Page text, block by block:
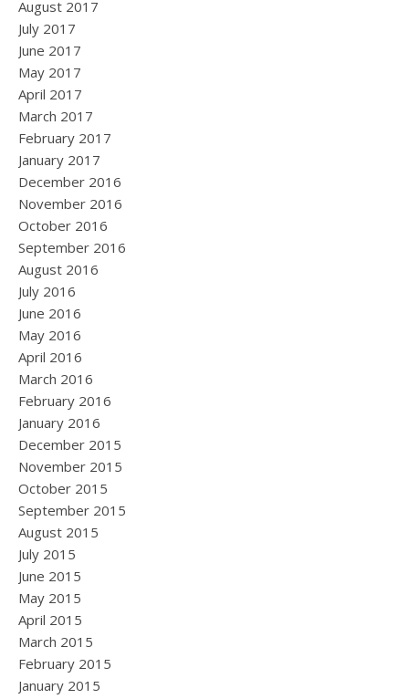
August 2017
July 2017
June 2017
May 2017
April 2017
March 2017
February 2017
January 2017
December 2016
November 2016
October 2016
September 2016
August 2016
July 2016
June 2016
May 2016
April 2016
March 2016
February 2016
January 2016
December 2015
November 2015
October 2015
September 2015
August 2015
July 2015
June 2015
May 2015
April 2015
March 2015
February 2015
January 2015